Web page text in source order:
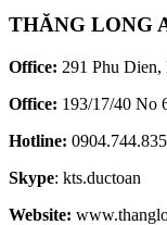
THĂNG LONG
Office: 291 Phu
Office: 193/17/40 No
Hotline: 0904.744.835
Skype: kts.ductoan
Website: